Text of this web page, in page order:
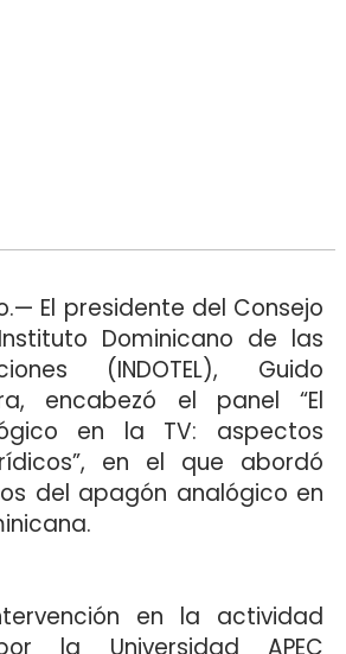
El presidente del Consejo
Dominicano de las
(INDOTEL), Guido
encabezó el panel “El
en la TV: aspectos
en el que abordó
del apagón analógico en
en la actividad